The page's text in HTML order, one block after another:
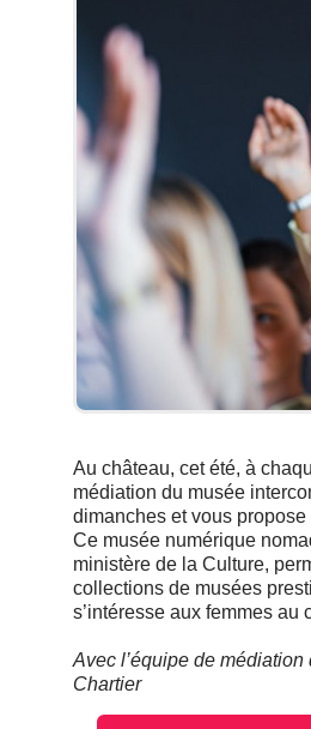
Au château, cet été, à
médiation du musée
dimanches et vous
Ce musée numérique
ministère de la Culture,
collections de musées
s’intéresse aux femmes
Avec l’équipe de
Chartier